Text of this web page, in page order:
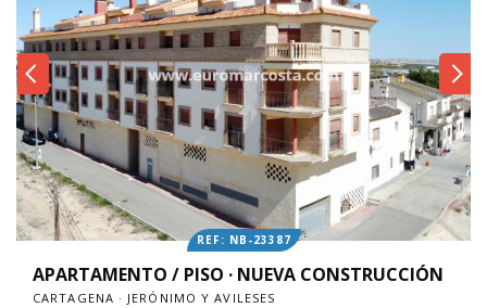
REF: NB-23387
APARTAMENTO / PISO · NUEVA CONSTRUCCIÓN
CARTAGENA · JERÓNIMO Y AVILESES